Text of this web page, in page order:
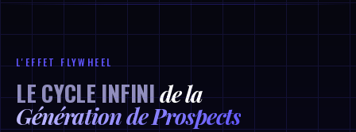
06
Recrutement, onboarding équipe
→Croissance prévisiblequand les 6 systèmes tournent ensemble
Contenu Value
Prospection Tiède
Partenariats
L'EFFET FLYWHEEL
LE CYCLE INFINIde la
Génération de Prospects